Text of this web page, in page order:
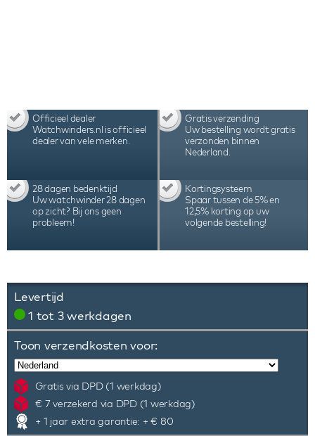
Officieel dealer
Watchwinders.nl is officieel
dealer van vele merken.
Gratis verzending
Uw bestelling wordt gratis
verzonden binnen
Nederland.
28 dagen bedenktijd
Uw watchwinder 28 dagen
op zicht? Bij ons geen
probleem!
Kortingsysteem
Spaar tussen de 5% en
12,5% korting op uw
volgende bestelling!
Levertijd
1 tot 3 werkdagen
Toon verzendkosten voor:
Gratis via DPD (1 werkdag)
€ 7 verzekerd via DPD (1 werkdag)
+ 1 jaar extra garantie: + € 80